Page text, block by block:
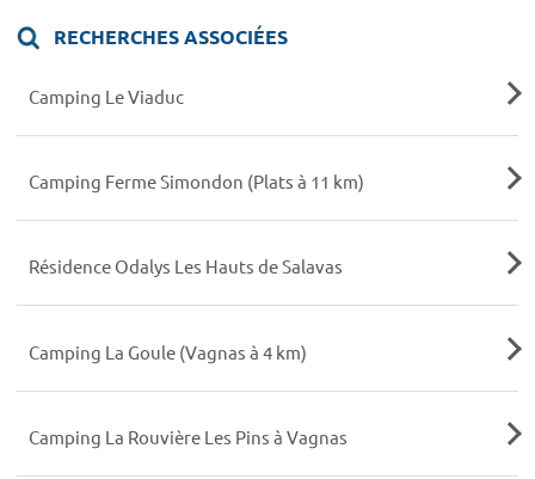
RECHERCHES ASSOCIÉES
Camping Le Viaduc
Camping Ferme Simondon (Plats à 11 km)
Résidence Odalys Les Hauts de Salavas
Camping La Goule (Vagnas à 4 km)
Camping La Rouvière Les Pins à Vagnas